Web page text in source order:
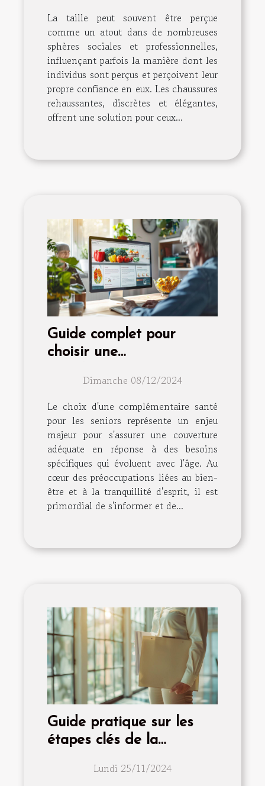
La taille peut souvent être perçue
comme un atout dans de nombreuses
sphères sociales et professionnelles,
influençant parfois la manière dont les
individus sont perçus et perçoivent leur
propre confiance en eux. Les chaussures
rehaussantes, discrètes et élégantes,
offrent une solution pour ceux...
Guide complet pour
choisir une
adaptée aux seniors
Dimanche 08/12/2024
Le choix d'une complémentaire santé
pour les seniors représente un enjeu
majeur pour s'assurer une couverture
adéquate en réponse à des besoins
spécifiques qui évoluent avec l'âge. Au
cœur des préoccupations liées au bien-
être et à la tranquillité d'esprit, il est
primordial de s'informer et de...
Guide pratique sur les
étapes clés de la
Lundi 25/11/2024